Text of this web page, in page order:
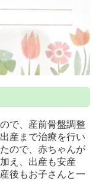
で、産前骨盤調整
産まで治療を行い
ので、赤ちゃんが
え、出産も安産
後もお子さんと一